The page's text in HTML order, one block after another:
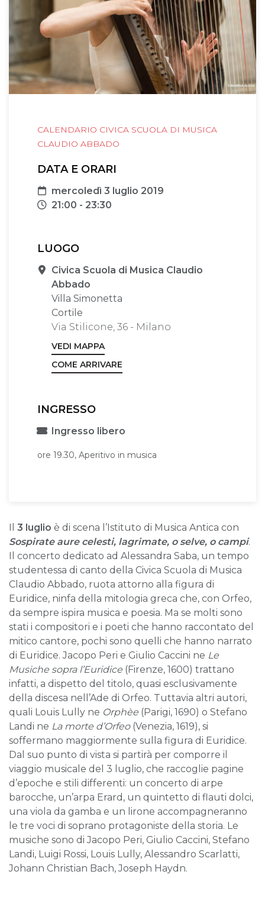
CALENDARIO CIVICA SCUOLA DI MUSICA
CLAUDIO ABBADO
DATA E ORARI
Data
mercoledì 3 luglio 2019
Orari
21:00 - 23:30
LUOGO
Sede
Civica Scuola di Musica Claudio
Abbado
Villa Simonetta
Cortile
Via Stilicone, 36 - Milano
VEDI MAPPA
COME ARRIVARE
INGRESSO
Ingresso libero
ore 19.30, Aperitivo in musica
3 luglio è di scena l’Istituto di Musica Antica con
Sospirate aure celesti, lagrimate, o selve, o campi.
Il concerto dedicato ad Alessandra Saba, un tempo
studentessa di canto della Civica Scuola di Musica
Claudio Abbado, ruota attorno alla figura di
Euridice, ninfa della mitologia greca che, con Orfeo,
da sempre ispira musica e poesia. Ma se molti sono
stati i compositori e i poeti che hanno raccontato del
mitico cantore, pochi sono quelli che hanno narrato
di Euridice. Jacopo Peri e Giulio Caccini ne Le
Musiche sopra l’Euridice (Firenze, 1600) trattano
infatti, a dispetto del titolo, quasi esclusivamente
della discesa nell’Ade di Orfeo. Tuttavia altri autori,
quali Louis Lully ne Orphèe (Parigi, 1690) o Stefano
Landi ne La morte d’Orfeo(Venezia, 1619), si
soffermano maggiormente sulla figura di Euridice.
Dal suo punto di vista si partirà per comporre il
viaggio musicale del 3 luglio, che raccoglie pagine
d’epoche e stili differenti: un concerto di arpe
barocche, un’arpa Erard, un quintetto di flauti dolci,
una viola da gamba e un lirone accompagneranno
le tre voci di soprano protagoniste della storia. Le
musiche sono di Jacopo Peri, Giulio Caccini, Stefano
Landi, Luigi Rossi, Louis Lully, Alessandro Scarlatti,
Johann Christian Bach, Joseph Haydn.